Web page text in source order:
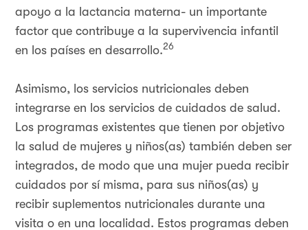
apoyo a la lactancia materna- un importante
factor que contribuye a la supervivencia infantil
en los países en desarrollo.26
Asimismo, los servicios nutricionales deben
integrarse en los servicios de cuidados de salud.
Los programas existentes que tienen por objetivo
la salud de mujeres y niños(as) también deben ser
integrados, de modo que una mujer pueda recibir
cuidados por sí misma, para sus niños(as) y
recibir suplementos nutricionales durante una
visita o en una localidad. Estos programas deben